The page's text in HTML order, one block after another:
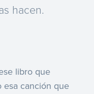
hacen.
libro que
esa canción que